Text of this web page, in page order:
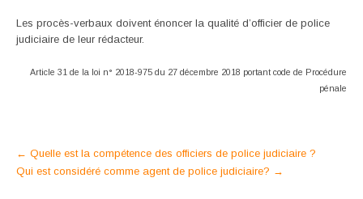
Les procès-verbaux doivent énoncer la qualité d’officier de police
judiciaire de leur rédacteur.
Article 31 de la loi n° 2018-975 du 27 décembre 2018 portant code de Procédure
pénale
Post
navigation
← Quelle est la compétence des officiers de police judiciaire ?
Qui est considéré comme agent de police judiciaire? →